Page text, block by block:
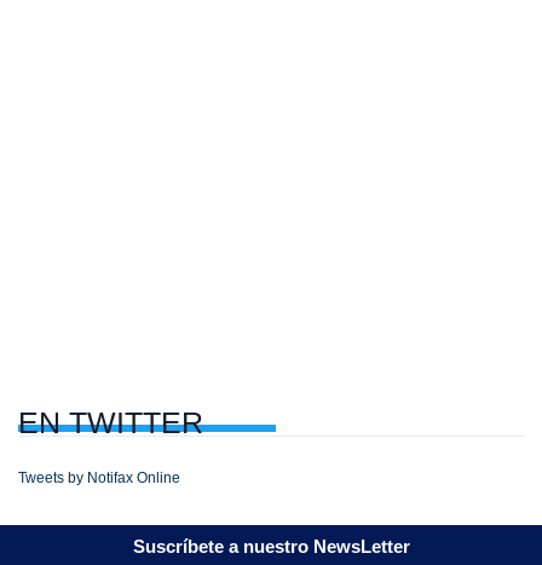
ENTWITTER
Tweets by Notifax Online
Suscríbete a nuestro NewsLetter